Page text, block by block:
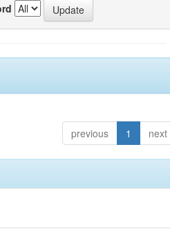
previous 1 next